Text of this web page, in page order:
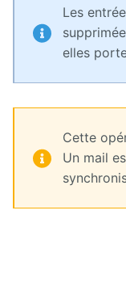
ODF
Installation,
administration
d'Ametys ODF
ODF
v4
pilotage
Les
elles
Cette
Un mail